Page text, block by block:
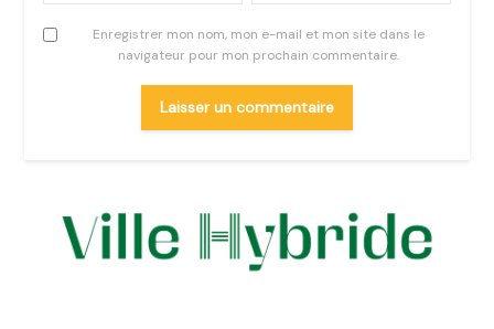
Enregistrer mon nom, mon e-mail et mon site dans le
navigateur pour mon prochain commentaire.